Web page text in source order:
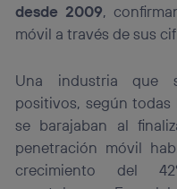
desde 2009,
móvil a través de sus
Una industria que
positivos, según
se barajaban al
penetración móvil
crecimiento del